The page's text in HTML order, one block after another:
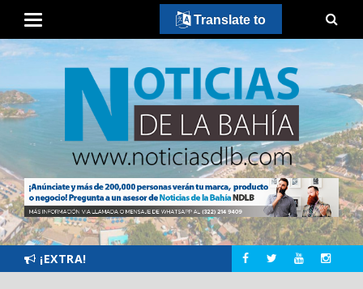
¡EXTRA!
Translate to